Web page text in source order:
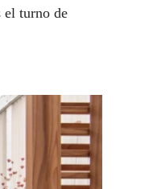
el turno de